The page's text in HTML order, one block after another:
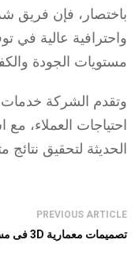
باختصار، فإن فريق
واحترافية عالية في
مستويات الجودة
وتقدم الشركة خدمات
احتياجات العملاء،
الحديثة لتحقيق نتائج
PREVIOUS ARTICLE
تصميمات معمارية 3D فى مسقط 93112753